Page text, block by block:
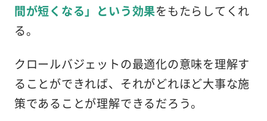
間が短くなる」という効果をもたらしてくれ
る。
クロールバジェットの最適化の意味を理解す
ることができれば、それがどれほど大事な施
策であることが理解できるだろう。